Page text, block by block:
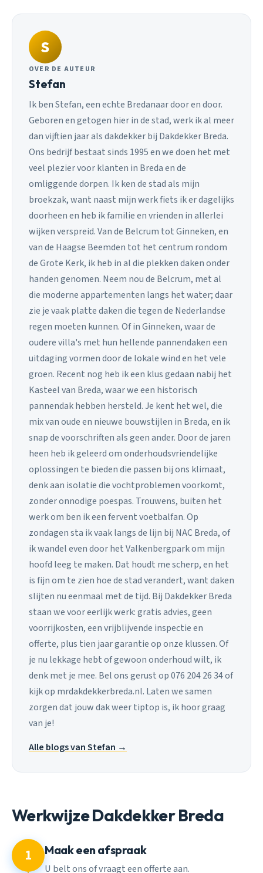
S
OVER DE AUTEUR
Stefan
Ik ben Stefan, een echte Bredanaar door en door.
Geboren en getogen hier in de stad, werk ik al meer
dan vijftien jaar als dakdekker bij Dakdekker Breda.
Ons bedrijf bestaat sinds 1995 en we doen het met
veel plezier voor klanten in Breda en de
omliggende dorpen. Ik ken de stad als mijn
broekzak, want naast mijn werk fiets ik er dagelijks
doorheen en heb ik familie en vrienden in allerlei
wijken verspreid. Van de Belcrum tot Ginneken, en
van de Haagse Beemden tot het centrum rondom
de Grote Kerk, ik heb in al die plekken daken onder
handen genomen. Neem nou de Belcrum, met al
die moderne appartementen langs het water; daar
zie je vaak platte daken die tegen de Nederlandse
regen moeten kunnen. Of in Ginneken, waar de
oudere villa's met hun hellende pannendaken een
uitdaging vormen door de lokale wind en het vele
groen. Recent nog heb ik een klus gedaan nabij het
Kasteel van Breda, waar we een historisch
pannendak hebben hersteld. Je kent het wel, die
mix van oude en nieuwe bouwstijlen in Breda, en ik
snap de voorschriften als geen ander. Door de jaren
heen heb ik geleerd om onderhoudsvriendelijke
oplossingen te bieden die passen bij ons klimaat,
denk aan isolatie die vochtproblemen voorkomt,
zonder onnodige poespas. Trouwens, buiten het
werk om ben ik een fervent voetbalfan. Op
zondagen sta ik vaak langs de lijn bij NAC Breda, of
ik wandel even door het Valkenbergpark om mijn
hoofd leeg te maken. Dat houdt me scherp, en het
is fijn om te zien hoe de stad verandert, want daken
slijten nu eenmaal met de tijd. Bij Dakdekker Breda
staan we voor eerlijk werk: gratis advies, geen
voorrijkosten, een vrijblijvende inspectie en
offerte, plus tien jaar garantie op onze klussen. Of
je nu lekkage hebt of gewoon onderhoud wilt, ik
denk met je mee. Bel ons gerust op 076 204 26 34 of
kijk op mrdakdekkerbreda.nl. Laten we samen
zorgen dat jouw dak weer tiptop is, ik hoor graag
van je!
Alle blogs van Stefan →
Werkwijze Dakdekker Breda
1 Maak een afspraak
U belt ons of vraagt een offerte aan.